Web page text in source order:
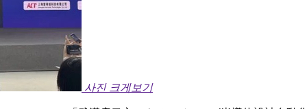
사진 크게보기